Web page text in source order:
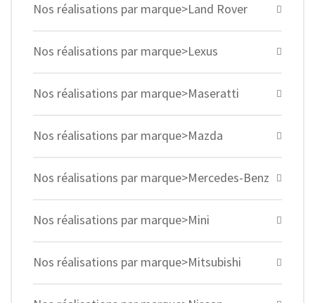
Nos réalisations par marque>Land Rover
Nos réalisations par marque>Lexus
Nos réalisations par marque>Maseratti
Nos réalisations par marque>Mazda
Nos réalisations par marque>Mercedes-Benz
Nos réalisations par marque>Mini
Nos réalisations par marque>Mitsubishi